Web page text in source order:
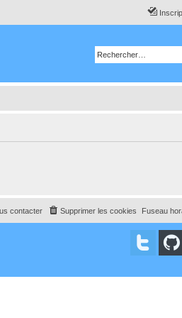
Fuseau
Supprimer les cookies
contacter